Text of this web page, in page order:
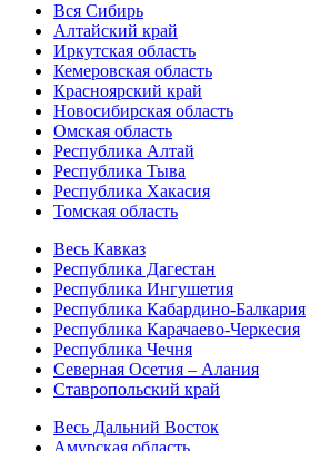
Вся Сибирь
Алтайский край
Иркутская область
Кемеровская область
Красноярский край
Новосибирская область
Омская область
Республика Алтай
Республика Тыва
Республика Хакасия
Томская область
Весь Кавказ
Республика Дагестан
Республика Ингушетия
Республика Кабардино-Балкария
Республика Карачаево-Черкесия
Республика Чечня
Северная Осетия – Алания
Ставропольский край
Весь Дальний Восток
Амурская область